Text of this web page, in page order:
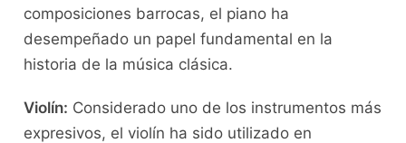
composiciones barrocas,⁣ el piano ha
desempeñado un ​papel fundamental en ‍la
historia⁢ de la​ música clásica.
Violín: Considerado uno de los instrumentos más
expresivos, el⁣ violín ha sido utilizado ​en